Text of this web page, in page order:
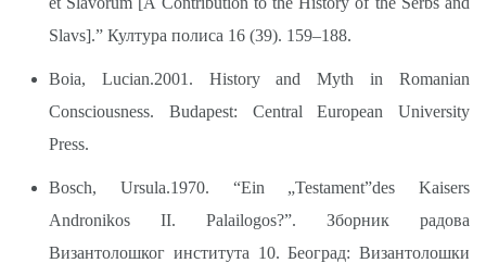
Slavs].” Култура полиса 16 (39). 159–188.
Boia, Lucian.2001. History and Myth in Romanian
Consciousness. Budapest: Central European University
Press.
Bosch, Ursula.1970. “Ein „Testament”des Kaisers
Andronikos II. Palailogos?”. Зборник радова
Византолошког института 10. Београд: Византолошки